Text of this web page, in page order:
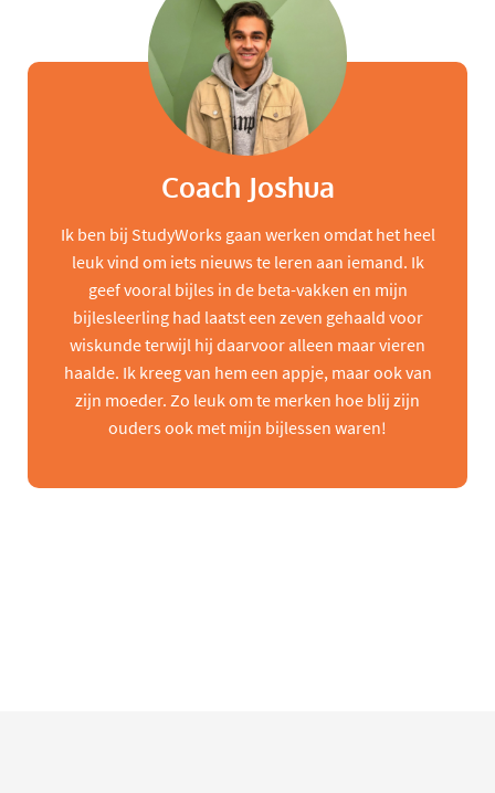
Coach Joshua
Ik ben bij StudyWorks gaan werken omdat het heel
leuk vind om iets nieuws te leren aan iemand. Ik
geef vooral bijles in de beta-vakken en mijn
bijlesleerling had laatst een zeven gehaald voor
wiskunde terwijl hij daarvoor alleen maar vieren
haalde. Ik kreeg van hem een appje, maar ook van
zijn moeder. Zo leuk om te merken hoe blij zijn
ouders ook met mijn bijlessen waren!